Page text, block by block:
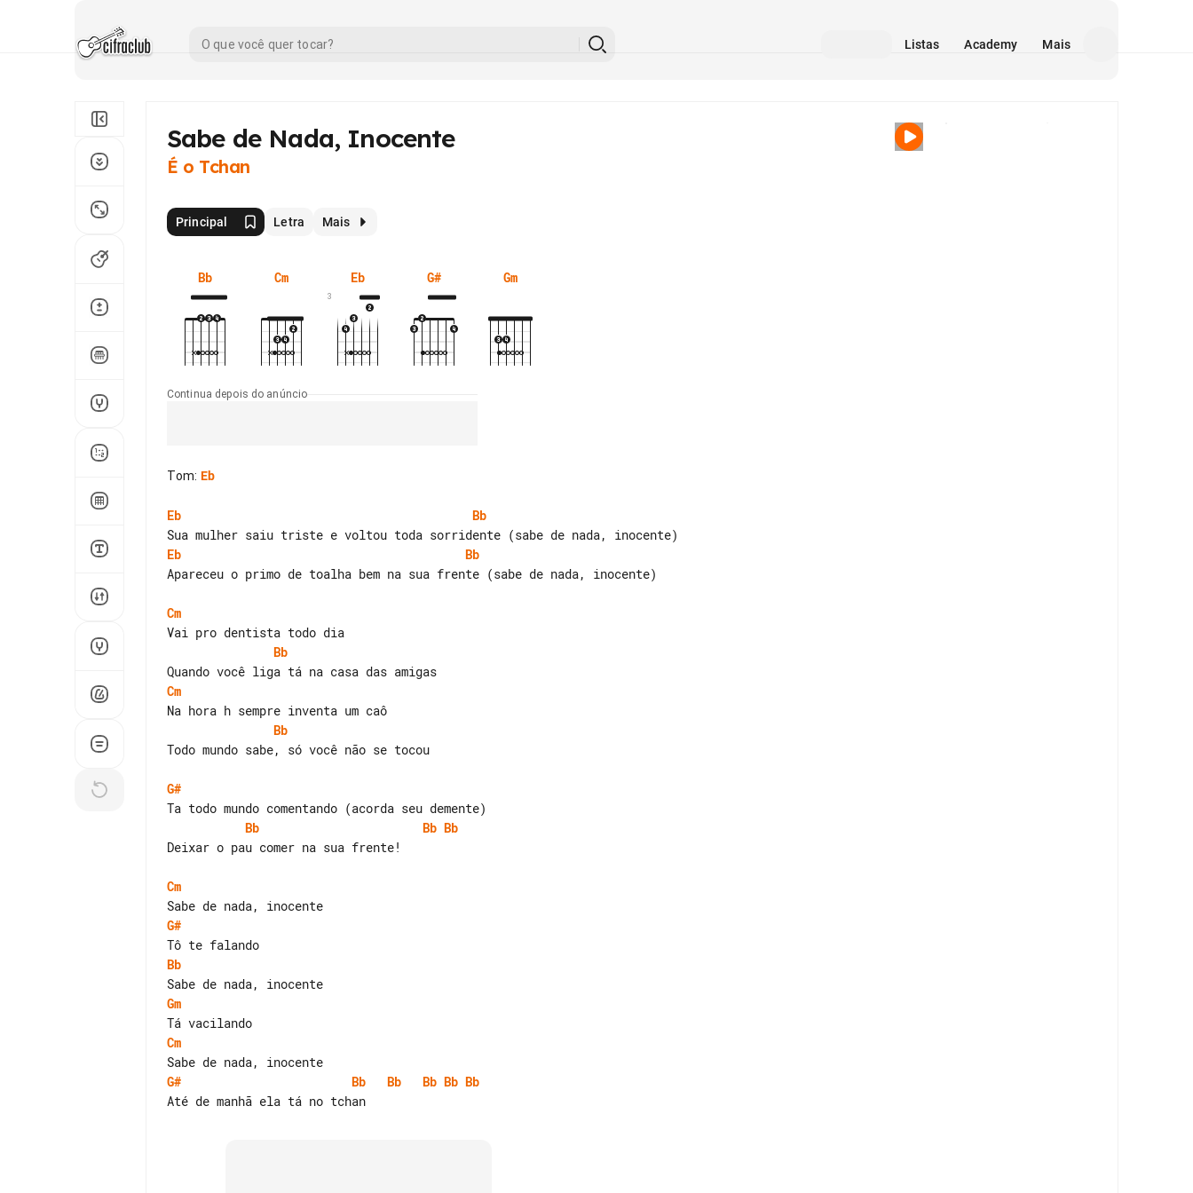
Listas Academy Mais
Sabe de Nada, Inocente
É o Tchan
Principal Letra Mais
Bb Cm Eb
3
G# Gm
Continua depois do anúncio
Tom: Eb
Eb
Bb
Eb
Bb
Apareceu o primo de toalha bem na sua frente (sabe de nada, inocente)
Cm
Bb
Cm
Bb
Todo mundo sabe, só você não se tocou
G#
Bb
Bb Bb
Deixar o pau comer na sua frente!
Cm
G#
Bb
Gm
Cm
G#
Bb Bb Bb Bb Bb